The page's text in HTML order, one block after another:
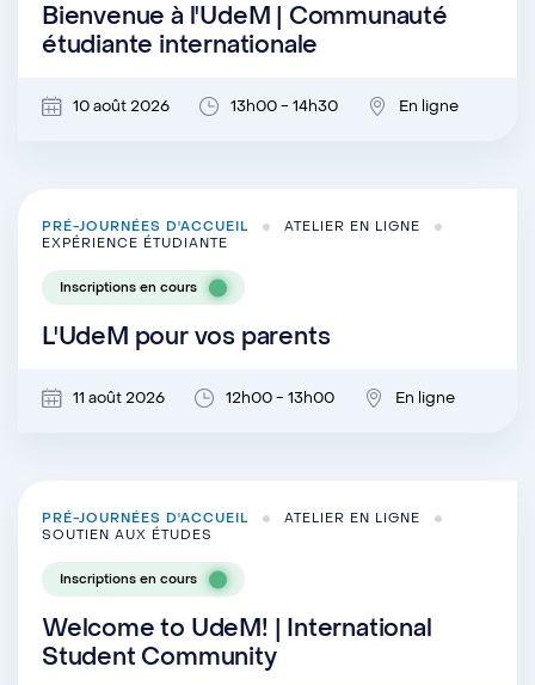
Bienvenue à l'UdeM | Communauté
étudiante internationale
10 août 2026 13h00 - 14h30 En ligne
PRÉ-JOURNÉES D'ACCUEIL
ATELIER EN LIGNE
EXPÉRIENCE ÉTUDIANTE
Inscriptions en cours
L'UdeM pour vos parents
11 août 2026 12h00 - 13h00 En ligne
PRÉ-JOURNÉES D'ACCUEIL
ATELIER EN LIGNE
SOUTIEN AUX ÉTUDES
Inscriptions en cours
Welcome to UdeM! | International
Student Community